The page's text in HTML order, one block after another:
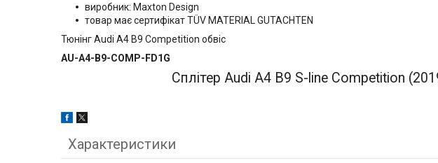
виробник: Maxton Design
товар має сертифікат TÜV MATERIAL GUTACHTEN
Тюнінг Audi A4 B9 Competition обвіс
AU-A4-B9-COMP-FD1G
Сплітер Audi A4 B9 S-line Competition
Характеристики